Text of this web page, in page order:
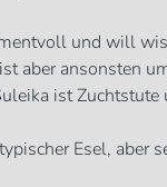
und will
aber ansonsten
ist
Esel, aber